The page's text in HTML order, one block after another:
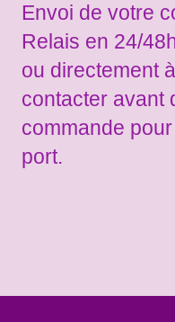
Envoi de votre
Relais en 24/
ou directement
contacter avant
commande
port.